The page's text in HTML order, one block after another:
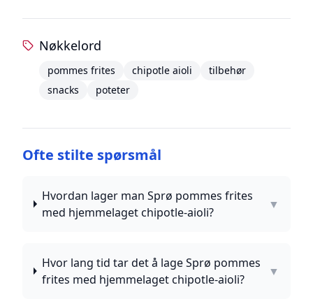
Nøkkelord
pommes frites chipotle aioli
tilbehør
snacks
poteter
Ofte stilte spørsmål
Hvordan lager man Sprø pommes frites
med hjemmelaget chipotle-aioli?
▼
Hvor lang tid tar det å lage Sprø pommes
frites med hjemmelaget chipotle-aioli?
▼